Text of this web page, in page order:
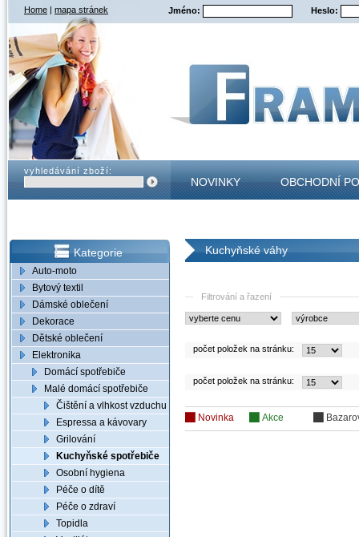
Home | mapa stránek Jméno: Heslo:
vyhledávání zboží:
NOVINKY OBCHODNÍ
Kategorie
Auto-moto
Bytový textil
Dámské oblečení
Dekorace
Dětské oblečení
Elektronika
Domácí spotřebiče
Malé domácí spotřebiče
Čištění a vlhkost vzduchu
Espressa a kávovary
Grilování
Kuchyňské spotřebiče
Osobní hygiena
Péče o dítě
Péče o zdraví
Topidla
Kuchyňské váhy
Filtrování a řazení
počet položek na stránku:
počet položek na stránku:
Novinka Akce